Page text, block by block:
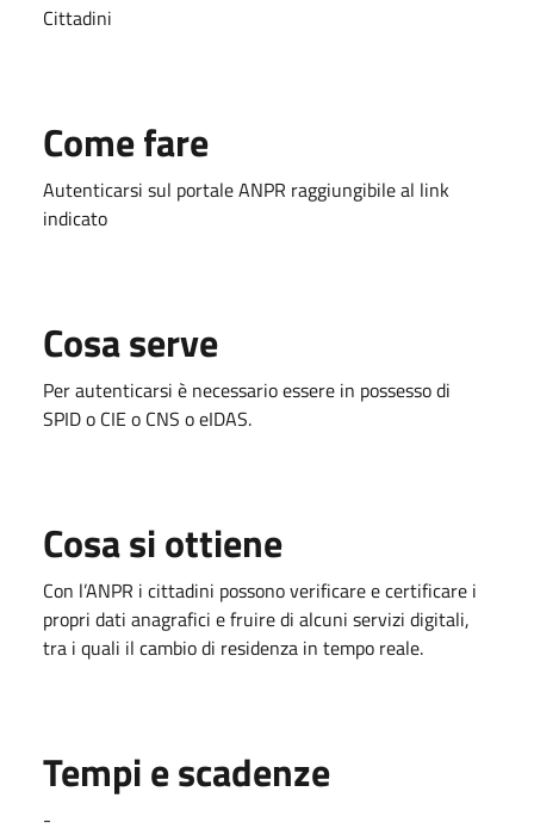
Cittadini
Come fare
Autenticarsi sul portale ANPR raggiungibile al link
indicato
Cosa serve
Per autenticarsi è necessario essere in possesso di
SPID o CIE o CNS o eIDAS.
Cosa si ottiene
Con l’ANPR i cittadini possono verificare e certificare i
propri dati anagrafici e fruire di alcuni servizi digitali,
tra i quali il cambio di residenza in tempo reale.
Tempi e scadenze
-